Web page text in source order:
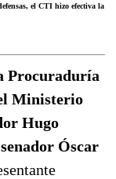
el CTI hizo efectiva la
Procuraduría
Ministerio
Hugo
Óscar